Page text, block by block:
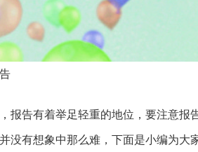
报告有着举足轻重的地位，要注意报
没有想象中那么难，下面是小编为大